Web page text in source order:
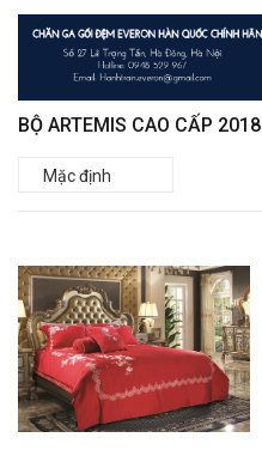
BỘ ARTEMIS CAO CẤP 2018